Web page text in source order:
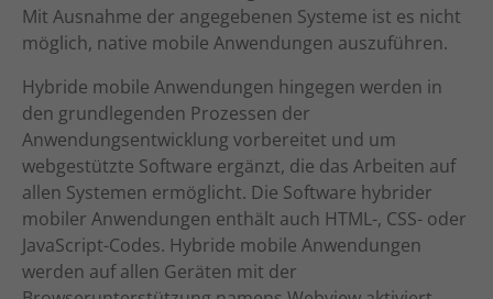
Mit Ausnahme der angegebenen Systeme ist es nicht
möglich, native mobile Anwendungen auszuführen.
Hybride mobile Anwendungen hingegen werden in
den grundlegenden Prozessen der
Anwendungsentwicklung vorbereitet und um
webgestützte Software ergänzt, die das Arbeiten auf
allen Systemen ermöglicht. Die Software hybrider
mobiler Anwendungen enthält auch HTML-, CSS- oder
JavaScript-Codes. Hybride mobile Anwendungen
werden auf allen Geräten mit der